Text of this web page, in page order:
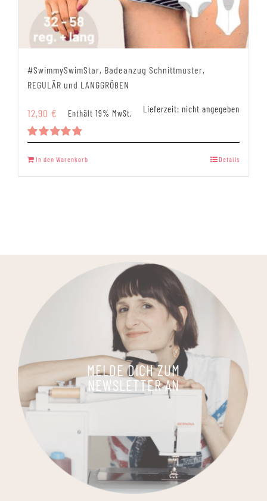
#SwimmySwimStar, Badeanzug Schnittmuster,
REGULÄR und LANGGRÖßEN
mit5.00
12,90 € Enthält 19% MwSt. Lieferzeit: nicht angegeben
In den Warenkorb Details
MELDE DICH ZUM
NEWSLETTER AN